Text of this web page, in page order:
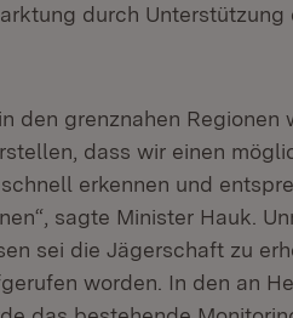
durch Unterstützung
den grenznahen Regionen
dass wir einen
erkennen und
sagte Minister Hauk.
sei die Jägerschaft zu
worden. In den an